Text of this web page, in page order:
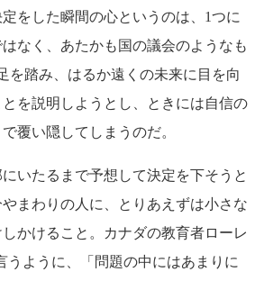
をした瞬間の心というのは、1つに
なく、あたかも国の議会のようなも
踏み、はるか遠くの未来に目を向
を説明しようとし、ときには自信の
覆い隠してしまうのだ。
いたるまで予想して決定を下そうと
まわりの人に、とりあえずは小さな
かけること。カナダの教育者ローレ
うように、「問題の中にはあまりに